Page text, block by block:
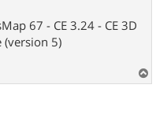
67 - CE 3.24 - CE 3D
(version 5)
a